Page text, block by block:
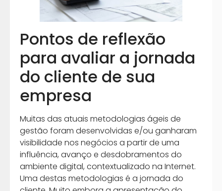
Pontos de reflexão
para avaliar a jornada
do cliente de sua
empresa
Muitas das atuais metodologias ágeis de
gestão foram desenvolvidas e/ou ganharam
visibilidade nos negócios a partir de uma
influência, avanço e desdobramentos do
ambiente digital, contextualizado na Internet.
Uma destas metodologias é a jornada do